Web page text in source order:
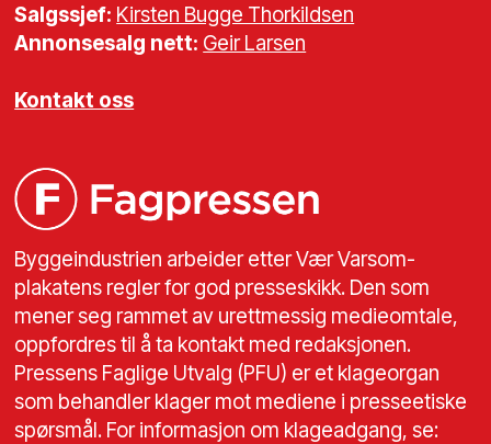
Salgssjef: Kirsten Bugge Thorkildsen
Annonsesalg nett: Geir Larsen
Kontakt oss
Byggeindustrien arbeider etter Vær Varsom-
plakatens regler for god presseskikk. Den som
mener seg rammet av urettmessig medieomtale,
oppfordres til å ta kontakt med redaksjonen.
Pressens Faglige Utvalg (PFU) er et klageorgan
som behandler klager mot mediene i presseetiske
spørsmål. For informasjon om klageadgang, se: